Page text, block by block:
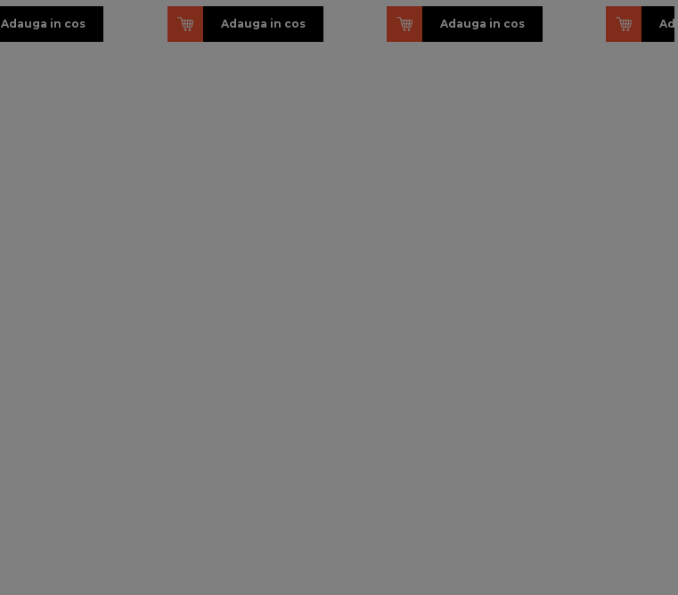
Adauga in cos Adauga in cos Adauga in cos